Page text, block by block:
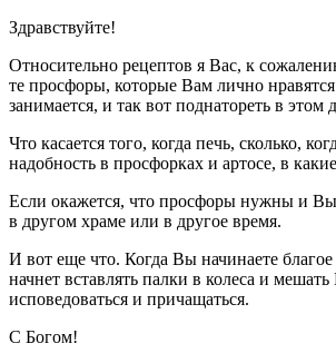
Здравствуйте!
Относительно рецептов я Вас, к
те просфоры, которые Вам лично
занимается, и так вот поднатореть в этом
Что касается того, когда печь, сколько,
надобность в просфорках и артосе, в
Если окажется, что просфоры нужны и Вы
в другом храме или в другое время.
И вот еще что. Когда Вы начинаете
начнет вставлять палки в колеса и
исповедоваться и причащаться.
С Богом!